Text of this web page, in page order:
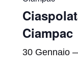
Ciampac
30 Gennaio